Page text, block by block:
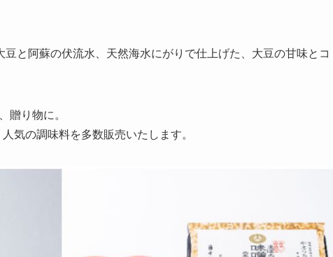
と阿蘇の伏流水、天然海水にがりで仕上げた、大豆の甘味とコ
り物に。
気の調味料を多数販売いたします。